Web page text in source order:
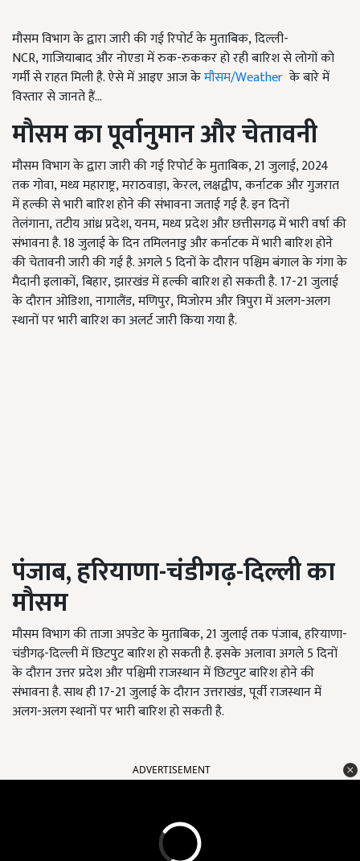
मौसम विभाग के द्वारा जारी की गई रिपोर्ट के मुताबिक, दिल्ली-
NCR, गाजियाबाद और नोएडा में रुक-रुककर हो रही बारिश से लोगों को
गर्मी से राहत मिली है. ऐसे में आइए आज केमौसम/Weather के बारे में
विस्तार से जानते हैं...
मौसम कापूर्वानुमान और चेतावनी
मौसम विभाग के द्वारा जारी की गई रिपोर्ट के मुताबिक, 21 जुलाई, 2024
तक गोवा, मध्य महाराष्ट्र, मराठवाड़ा, केरल, लक्षद्वीप, कर्नाटक और गुजरात
में हल्की से भारी बारिश होने की संभावना जताई गई है. इन दिनों
तेलंगाना, तटीय आंध्र प्रदेश, यनम, मध्य प्रदेश और छत्तीसगढ़ में भारी वर्षा की
संभावना है. 18 जुलाई के दिन तमिलनाडु और कर्नाटक में भारी बारिश होने
की चेतावनी जारी की गई है. अगले 5 दिनों के दौरान पश्चिम बंगाल के गंगा के
मैदानी इलाकों, बिहार, झारखंड में हल्की बारिश हो सकती है. 17-21 जुलाई
के दौरान ओडिशा, नागालैंड, मणिपुर, मिजोरम और त्रिपुरा में अलग-अलग
स्थानों पर भारी बारिश का अलर्ट जारी किया गया है.
पंजाब,हरियाणा-चंडीगढ़-दिल्ली का
मौसम
मौसम विभाग की ताजा अपडेट के मुताबिक, 21 जुलाई तक पंजाब, हरियाणा-
चंडीगढ़-दिल्ली में छिटपुट बारिश हो सकती है. इसके अलावा अगले 5 दिनों
के दौरान उत्तर प्रदेश और पश्चिमी राजस्थान में छिटपुट बारिश होने की
संभावना है. साथ ही 17-21 जुलाई के दौरान उत्तराखंड, पूर्वी राजस्थान में
अलग-अलग स्थानों पर भारी बारिश हो सकती है.
ADVERTISEMENT